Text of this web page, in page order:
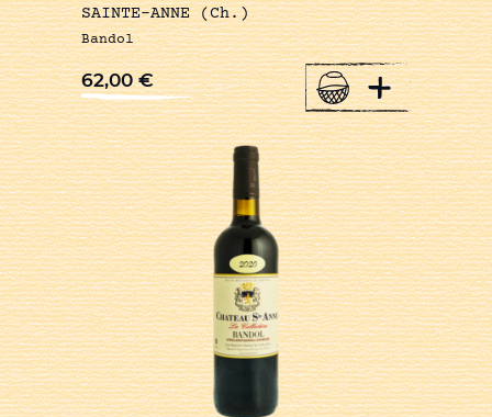
SAINTE-ANNE (Ch.)
Bandol
62,00€ +